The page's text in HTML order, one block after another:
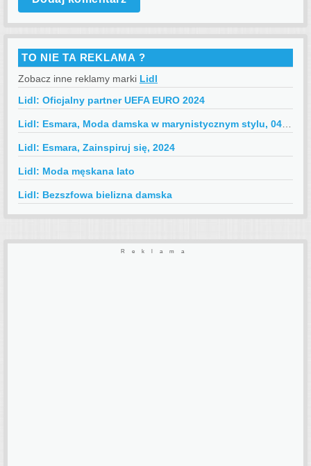
TO NIE TA REKLAMA ?
Zobacz inne reklamy marki Lidl
Lidl: Oficjalny partner UEFA EURO 2024
Lidl: Esmara, Moda damska w marynistycznym stylu, 04.2024
Lidl: Esmara, Zainspiruj się, 2024
Lidl: Moda męskana lato
Lidl: Bezszfowa bielizna damska
Reklama